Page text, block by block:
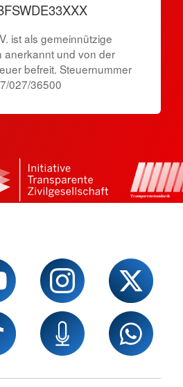
ist als gemeinnützige
anerkannt und von der
befreit. Steuernummer
027/36500